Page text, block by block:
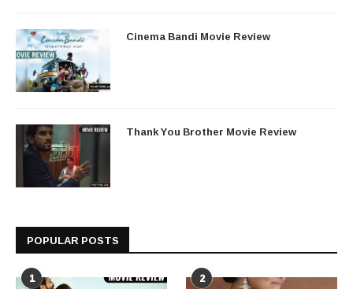
Cinema Bandi Movie Review
Thank You Brother Movie Review
POPULAR POSTS
1 2